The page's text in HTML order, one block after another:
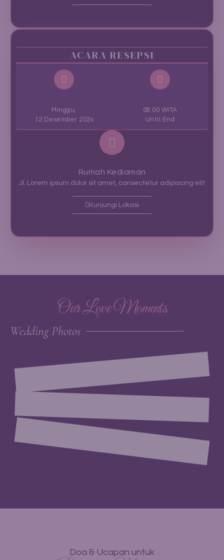
ACARA RESEPSI
Minggu,
12 Desember 202x
08.00 WITA
Until End
Rumah Kediaman
Jl. Lorem ipsum dolor sit amet, consectetur adipiscing elit
Kunjungi Lokasi
Our Love Moments
Wedding Photos
Doa & Ucapan untuk